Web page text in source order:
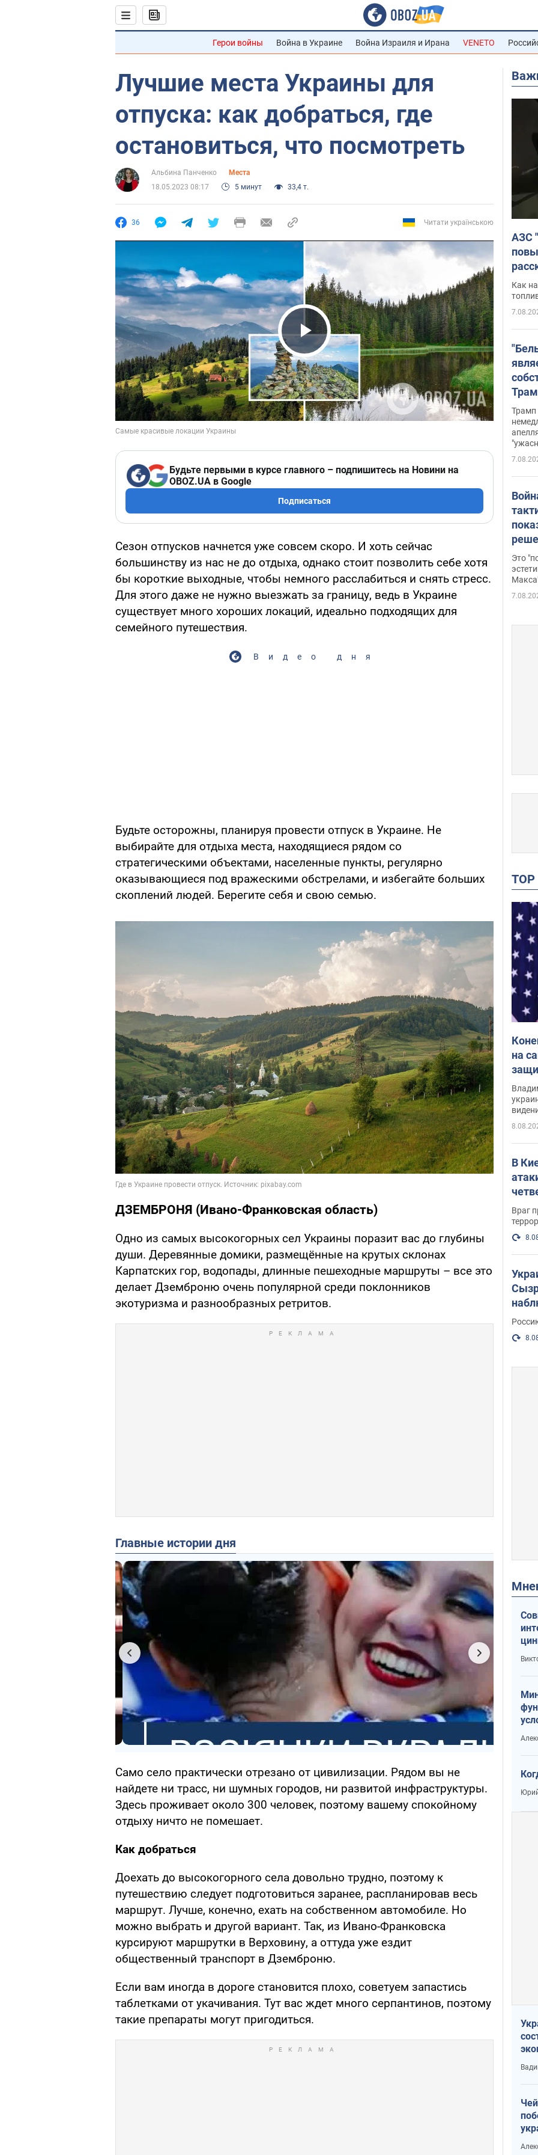
Герои войны Война в Украине Война Израиля и Ирана VENETO
Лучшие места Украины для
отпуска: как добраться, где
остановиться, что посмотреть
Альбина Панченко
Места
18.05.2023 08:17
5 минут 33,4 т.
36 Читати українською
Play Video
Будьте первыми в курсе главного – подпишитесь на Новини на
OBOZ.UA в Google
Подписаться
Сезон отпусков начнется уже совсем скоро. И хоть сейчас
большинству из нас не до отдыха, однако стоит позволить себе хотя
бы короткие выходные, чтобы немного расслабиться и снять стресс.
Для этого даже не нужно выезжать за границу, ведь в Украине
существует много хороших локаций, идеально подходящих для
семейного путешествия.
Видео дня
Будьте осторожны, планируя провести отпуск в Украине. Не
выбирайте для отдыха места, находящиеся рядом со
стратегическими объектами, населенные пункты, регулярно
оказывающиеся под вражескими обстрелами, и избегайте больших
скоплений людей. Берегите себя и свою семью.
ДЗЕМБРОНЯ (Ивано-Франковская область)
Одно из самых высокогорных сел Украины поразит вас до глубины
души. Деревянные домики, размещённые на крутых склонах
Карпатских гор, водопады, длинные пешеходные маршруты – все это
делает Дземброню очень популярной среди поклонников
экотуризма и разнообразных ретритов.
Главные истории дня
Само село практически отрезано от цивилизации. Рядом вы не
найдете ни трасс, ни шумных городов, ни развитой инфраструктуры.
Здесь проживает около 300 человек, поэтому вашему спокойному
отдыху ничто не помешает.
Как добраться
Доехать до высокогорного села довольно трудно, поэтому к
путешествию следует подготовиться заранее, распланировав весь
маршрут. Лучше, конечно, ехать на собственном автомобиле. Но
можно выбрать и другой вариант. Так, из Ивано-Франковска
курсируют маршрутки в Верховину, а оттуда уже ездит
общественный транспорт в Дземброню.
Если вам иногда в дороге становится плохо, советуем запастись
таблетками от укачивания. Тут вас ждет много серпантинов, поэтому
такие препараты могут пригодиться.
АЗС
Как
Трамп
Это
на
В
Враг
Фото